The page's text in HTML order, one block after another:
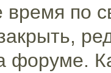
время по
форуме.